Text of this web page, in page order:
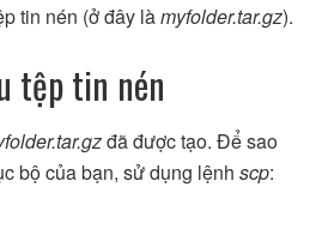
tin nén (ở đây làmyfolder.tar.gz).
tệp tin nén
đã được tạo. Để sao
bộ của bạn, sử dụng lệnhscp: